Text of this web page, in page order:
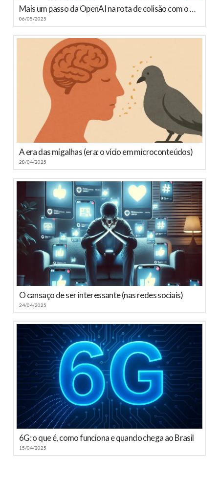
Mais um passo da OpenAI na rota de colisão com o Google
06/05/2025
A era das migalhas (era: o vício em microconteúdos)
28/04/2025
O cansaço de ser interessante (nas redes sociais)
24/04/2025
6G: o que é, como funciona e quando chega ao Brasil
15/04/2025